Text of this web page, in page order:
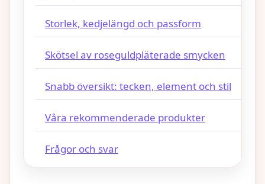
Storlek, kedjelängd och passform
Skötsel av roseguldpläterade smycken
Snabb översikt: tecken, element och stil
Våra rekommenderade produkter
Frågor och svar